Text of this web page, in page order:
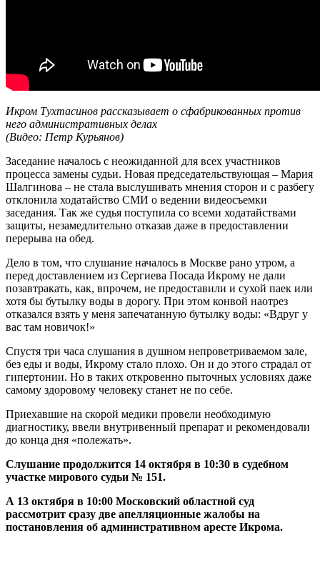
Икром Тухтасинов рассказывает о сфабрикованных против
него административных делах
(Видео: Петр Курьянов)
Заседание началось с неожиданной для всех участников
процесса замены судьи. Новая председательствующая – Мария
Шалгинова – не стала выслушивать мнения сторон и с разбегу
отклонила ходатайство СМИ о ведении видеосъемки
заседания. Так же судья поступила со всеми ходатайствами
защиты, незамедлительно отказав даже в предоставлении
перерыва на обед.
Дело в том, что слушание началось в Москве рано утром, а
перед доставлением из Сергиева Посада Икрому не дали
позавтракать, как, впрочем, не предоставили и сухой паек или
хотя бы бутылку воды в дорогу. При этом конвой наотрез
отказался взять у меня запечатанную бутылку воды: «Вдруг у
вас там новичок!»
Спустя три часа слушания в душном непроветриваемом зале,
без еды и воды, Икрому стало плохо. Он и до этого страдал от
гипертонии. Но в таких откровенно пыточных условиях даже
самому здоровому человеку станет не по себе.
Приехавшие на скорой медики провели необходимую
диагностику, ввели внутривенный препарат и рекомендовали
до конца дня «полежать».
Слушание продолжится 14 октября в 10:30 в судебном
участке мирового судьи № 151.
А 13 октября в 10:00 Московский областной суд
рассмотрит сразу две апелляционные жалобы на
постановления об административном аресте Икрома.